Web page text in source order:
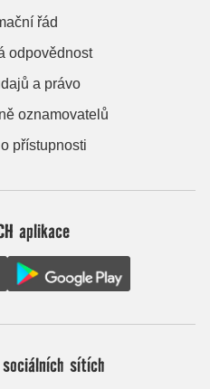
řád
odpovědnost
a právo
oznamovatelů
přístupnosti
aplikace
sociálních sítích